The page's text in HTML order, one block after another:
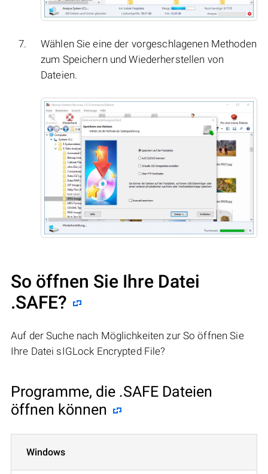
Wählen Sie eine der vorgeschlagenen Methoden
zum Speichern und Wiederherstellen von
Dateien.
So öffnen Sie Ihre Datei
.SAFE?
Auf der Suche nach Möglichkeiten zur So öffnen Sie
Ihre Datei sIGLock Encrypted File?
Programme, die .SAFE Dateien
öffnen können
Windows